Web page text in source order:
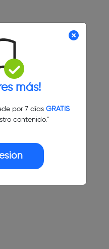
más!
por 7 días GRATIS
contenido."